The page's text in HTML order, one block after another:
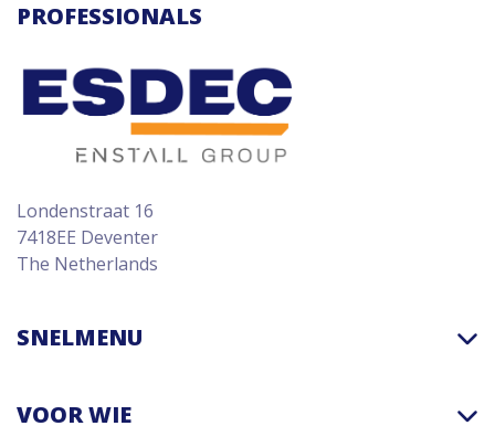
PROFESSIONALS
Londenstraat 16
7418EE Deventer
The Netherlands
SNELMENU
VOOR WIE